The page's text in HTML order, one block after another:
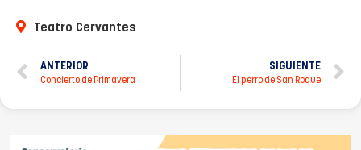
Teatro Cervantes
ANTERIOR
Concierto de Primavera
SIGUIENTE
El perro de San Roque